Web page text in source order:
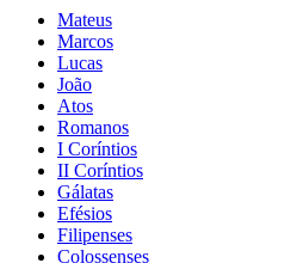
Mateus
Marcos
Lucas
João
Atos
Romanos
I Coríntios
II Coríntios
Gálatas
Efésios
Filipenses
Colossenses